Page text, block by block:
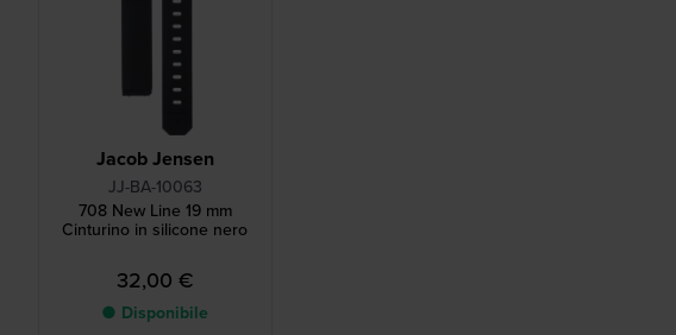
Jacob Jensen
JJ-BA-10063
708 New Line 19 mm
Cinturino in silicone nero
32,00 €
● Disponibile